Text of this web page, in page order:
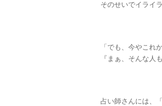
そのせいでイライ
「でも、今やこれ
『まぁ、そんな人
占い師さんには、